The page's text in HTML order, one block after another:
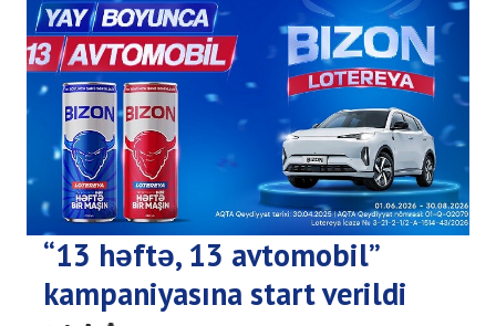
“13 həftə, 13 avtomobil”
kampaniyasına start verildi